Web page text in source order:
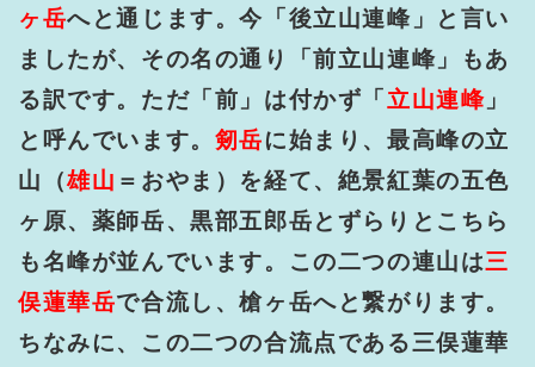
ヶ岳へと通じます。今「後立山連峰」と言い
ましたが、その名の通り「前立山連峰」もあ
る訳です。ただ「前」は付かず「 立山連峰 」
と呼んでいます。 剱岳に始まり、最高峰の立
山（雄山 ＝おやま）を経て、絶景紅葉の五色
ヶ原、薬師岳、黒部五郎岳とずらりとこちら
も名峰が並んでいます。この二つの連山は三
俣蓮華岳で合流し、槍ヶ岳へと繋がります。
ちなみに、この二つの合流点である三俣蓮華